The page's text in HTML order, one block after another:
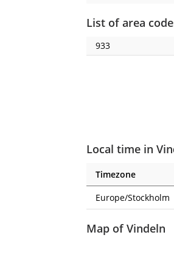
List of area
933
Local time in
Timezone
Europe/Stockholm
Map of Vindeln